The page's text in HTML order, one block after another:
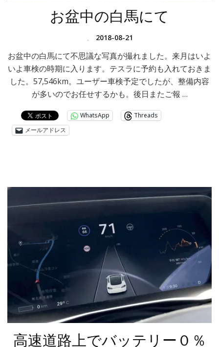
お盆中の白馬にて
2018-08-21
お盆中の白馬にて不思議な写真が撮れました。来月はいよ
いよ車検の時期に入ります。テスラに予約も入れておきま
した。57,546km。ユーザー車検予定でしたが、整備内容
が多いのでお任せするかも。後日またご報 …
WhatsApp
Threads
メールアドレス